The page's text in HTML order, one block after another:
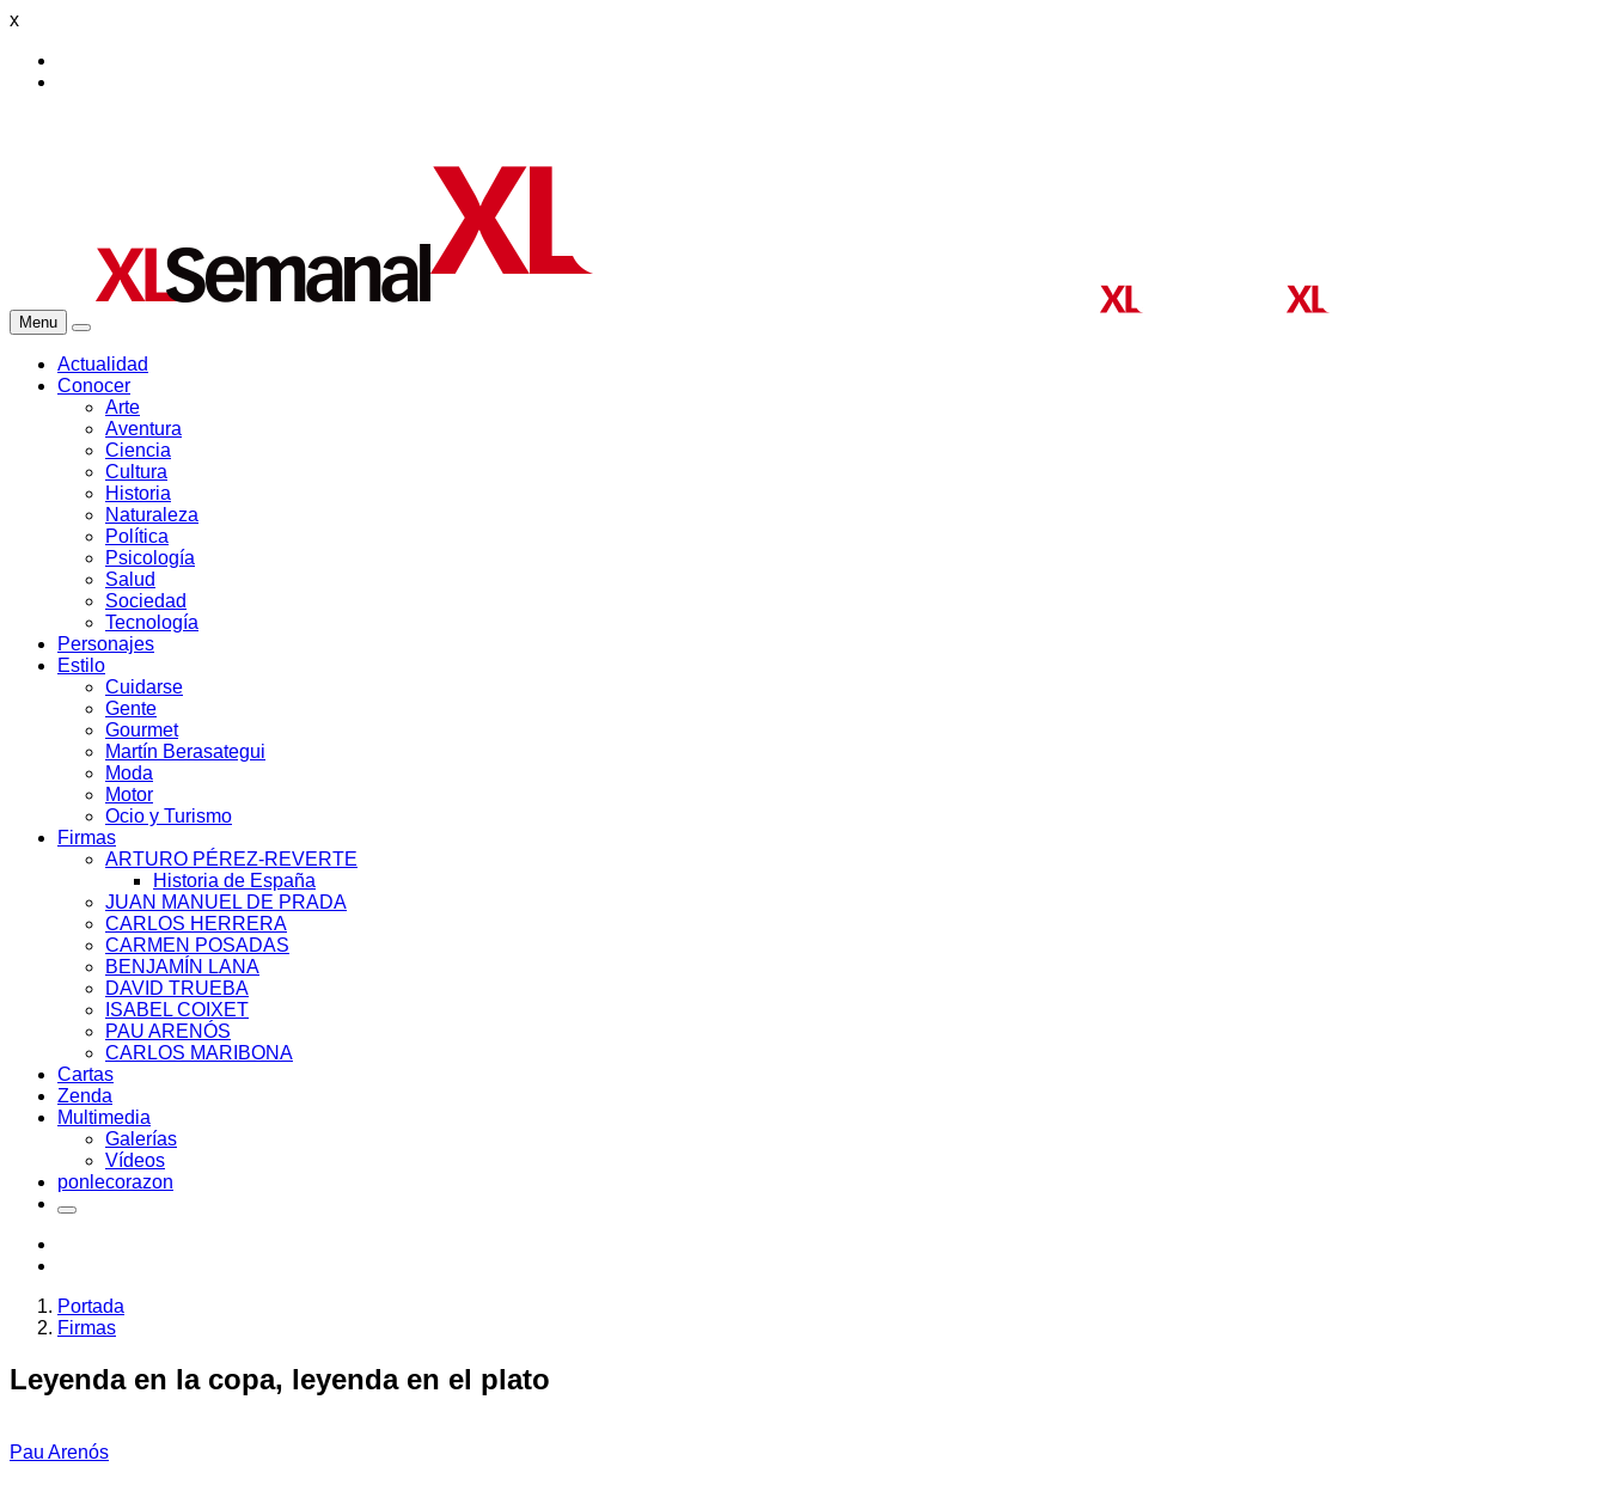
x
Menu
Actualidad
Conocer
Arte
Aventura
Ciencia
Cultura
Historia
Naturaleza
Política
Psicología
Salud
Sociedad
Tecnología
Personajes
Estilo
Cuidarse
Gente
Gourmet
Martín Berasategui
Moda
Motor
Ocio y Turismo
Firmas
ARTURO PÉREZ-REVERTE
Historia de España
JUAN MANUEL DE PRADA
CARLOS HERRERA
CARMEN POSADAS
BENJAMÍN LANA
DAVID TRUEBA
ISABEL COIXET
PAU ARENÓS
CARLOS MARIBONA
Cartas
Zenda
Multimedia
Galerías
Vídeos
ponlecorazon
Portada
Firmas
Leyenda en la copa, leyenda en el plato
Pau Arenós